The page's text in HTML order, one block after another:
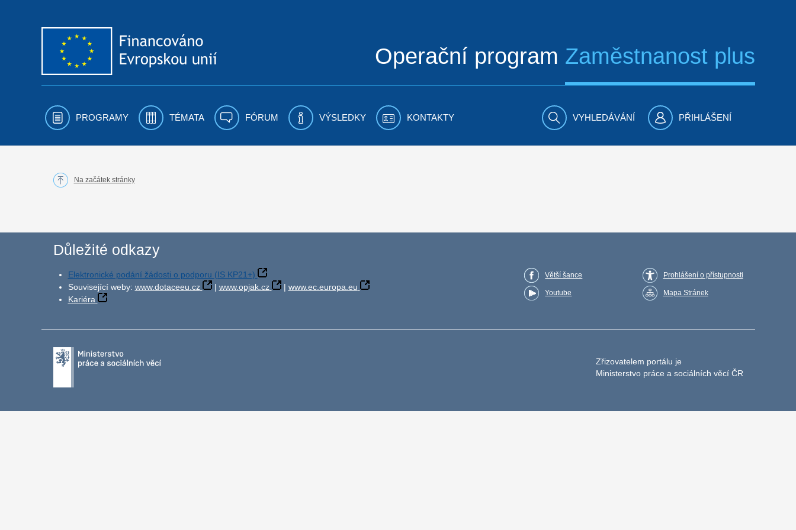
Operační program Zaměstnanost plus
PROGRAMY TÉMATA FÓRUM VÝSLEDKY KONTAKTY VYHLEDÁVÁNÍ PŘIHLÁŠENÍ
Na začátek stránky
Důležité odkazy
Elektronické podání žádosti o podporu (IS KP21+)
Související weby: www.dotaceeu.cz | www.opjak.cz | www.ec.europa.eu
Kariéra
Větší šance
Youtube
Prohlášení o přístupnosti
Mapa Stránek
Zřizovatelem portálu je
Ministerstvo práce a sociálních věcí ČR